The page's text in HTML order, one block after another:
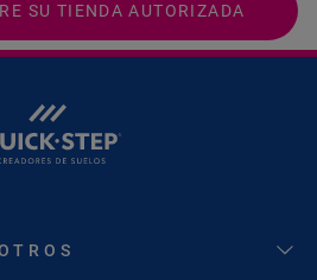
SU TIENDA AUTORIZADA